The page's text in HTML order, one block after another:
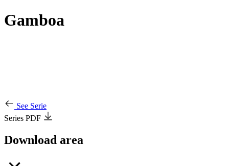
Gamboa
See Serie
Series PDF
Download area